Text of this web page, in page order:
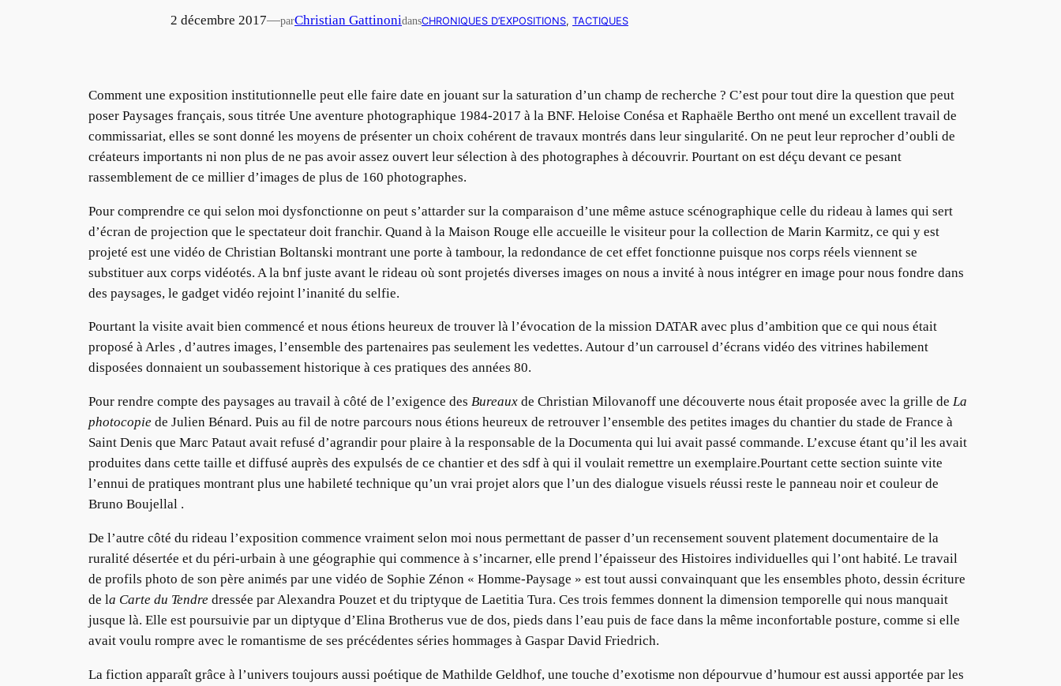
2 décembre 2017—parChristian GattinonidansCHRONIQUES D’EXPOSITIONS, TACTIQUES
Comment une exposition institutionnelle peut elle faire date en jouant sur la saturation d’un champ de recherche ? C’est pour tout dire la question que peut
poser Paysages français, sous titrée Une aventure photographique 1984-2017 à la BNF. Heloise Conésa et Raphaële Bertho ont mené un excellent travail de
commissariat, elles se sont donné les moyens de présenter un choix cohérent de travaux montrés dans leur singularité. On ne peut leur reprocher d’oubli de
créateurs importants ni non plus de ne pas avoir assez ouvert leur sélection à des photographes à découvrir. Pourtant on est déçu devant ce pesant
rassemblement de ce millier d’images de plus de 160 photographes.
Pour comprendre ce qui selon moi dysfonctionne on peut s’attarder sur la comparaison d’une même astuce scénographique celle du rideau à lames qui sert
d’écran de projection que le spectateur doit franchir. Quand à la Maison Rouge elle accueille le visiteur pour la collection de Marin Karmitz, ce qui y est
projeté est une vidéo de Christian Boltanski montrant une porte à tambour, la redondance de cet effet fonctionne puisque nos corps réels viennent se
substituer aux corps vidéotés. A la bnf juste avant le rideau où sont projetés diverses images on nous a invité à nous intégrer en image pour nous fondre dans
des paysages, le gadget vidéo rejoint l’inanité du selfie.
Pourtant la visite avait bien commencé et nous étions heureux de trouver là l’évocation de la mission DATAR avec plus d’ambition que ce qui nous était
proposé à Arles , d’autres images, l’ensemble des partenaires pas seulement les vedettes. Autour d’un carrousel d’écrans vidéo des vitrines habilement
disposées donnaient un soubassement historique à ces pratiques des années 80.
Pour rendre compte des paysages au travail à côté de l’exigence des Bureaux de Christian Milovanoff une découverte nous était proposée avec la grille de La
photocopie de Julien Bénard. Puis au fil de notre parcours nous étions heureux de retrouver l’ensemble des petites images du chantier du stade de France à
Saint Denis que Marc Pataut avait refusé d’agrandir pour plaire à la responsable de la Documenta qui lui avait passé commande. L’excuse étant qu’il les avait
produites dans cette taille et diffusé auprès des expulsés de ce chantier et des sdf à qui il voulait remettre un exemplaire.Pourtant cette section suinte vite
l’ennui de pratiques montrant plus une habileté technique qu’un vrai projet alors que l’un des dialogue visuels réussi reste le panneau noir et couleur de
Bruno Boujellal .
De l’autre côté du rideau l’exposition commence vraiment selon moi nous permettant de passer d’un recensement souvent platement documentaire de la
ruralité désertée et du péri-urbain à une géographie qui commence à s’incarner, elle prend l’épaisseur des Histoires individuelles qui l’ont habité. Le travail
de profils photo de son père animés par une vidéo de Sophie Zénon « Homme-Paysage » est tout aussi convainquant que les ensembles photo, dessin écriture
de la Carte du Tendre dressée par Alexandra Pouzet et du triptyque de Laetitia Tura. Ces trois femmes donnent la dimension temporelle qui nous manquait
jusque là. Elle est poursuivie par un diptyque d’Elina Brotherus vue de dos, pieds dans l’eau puis de face dans la même inconfortable posture, comme si elle
avait voulu rompre avec le romantisme de ses précédentes séries hommages à Gaspar David Friedrich.
La fiction apparaît grâce à l’univers toujours aussi poétique de Mathilde Geldhof, une touche d’exotisme non dépourvue d’humour est aussi apportée par les